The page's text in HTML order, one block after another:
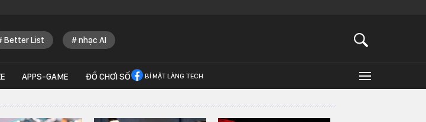
Better List nhạc AI
APPS-GAME ĐỒ CHƠI SỐ BÍ MẬT LÀNG TECH